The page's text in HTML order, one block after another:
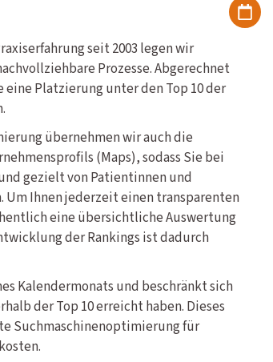
seit 2003 legen wir
Prozesse. Abgerechnet
Platzierung unter den Top 10 der
übernehmen wir auch die
(Maps), sodass Sie bei
gezielt von Patientinnen und
Um Ihnen jederzeit einen transparenten
eine übersichtliche Auswertung
der Rankings ist dadurch
Kalendermonats und beschränkt sich
der Top 10 erreicht haben. Dieses
Suchmaschinenoptimierung für